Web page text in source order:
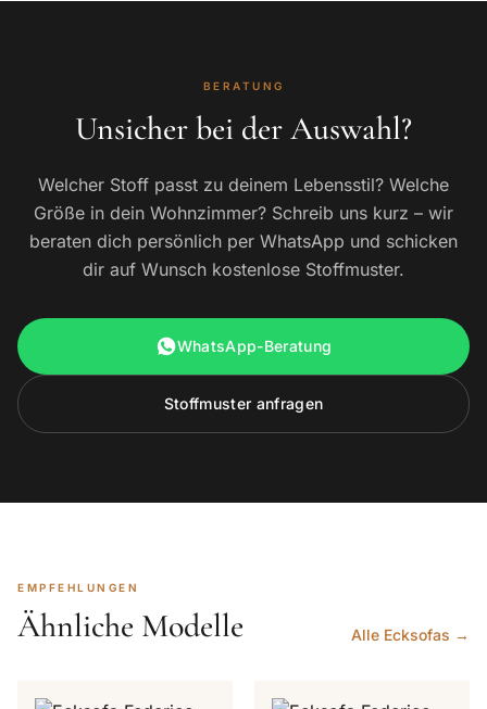
BERATUNG
Unsicher bei der Auswahl?
Welcher Stoff passt zu deinem Lebensstil? Welche
Größe in dein Wohnzimmer? Schreib uns kurz – wir
beraten dich persönlich per WhatsApp und schicken
dir auf Wunsch kostenlose Stoffmuster.
WhatsApp-Beratung
Stoffmuster anfragen
EMPFEHLUNGEN
Ähnliche Modelle Alle Ecksofas →